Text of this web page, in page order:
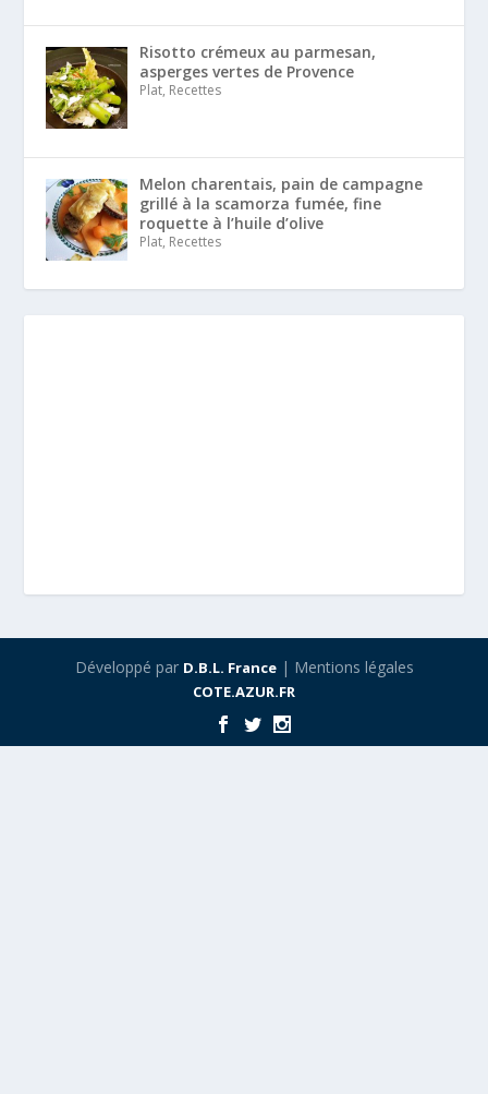
Risotto crémeux au parmesan,
asperges vertes de Provence
Plat, Recettes
Melon charentais, pain de campagne
grillé à la scamorza fumée, fine
roquette à l’huile d’olive
Plat, Recettes
Développé par D.B.L. France| Mentions légales
COTE.AZUR.FR